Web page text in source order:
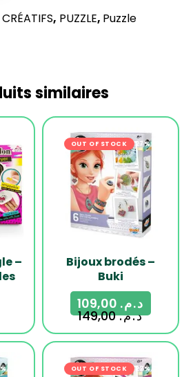
, PUZZLE, Puzzle
similaires
–
OUT OF STOCK -27%
Bijoux brodés –
Buki
د.م.149,00
د.م.
OUT OF STOCK -22%